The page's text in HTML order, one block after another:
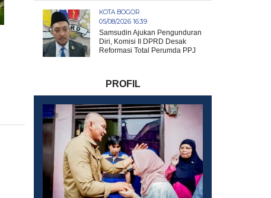
KOTA BOGOR
05/08/2026 16:39
Samsudin Ajukan Pengunduran
Diri, Komisi II DPRD Desak
Reformasi Total Perumda PPJ
PROFIL